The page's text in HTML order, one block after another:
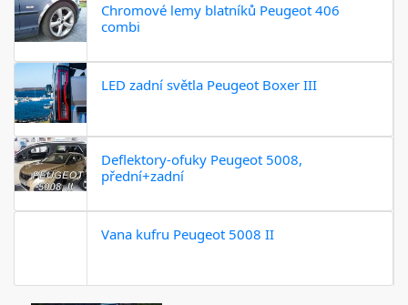
Chromové lemy blatníků Peugeot 406
combi
LED zadní světla Peugeot Boxer III
Deflektory-ofuky Peugeot 5008,
přední+zadní
Vana kufru Peugeot 5008 II